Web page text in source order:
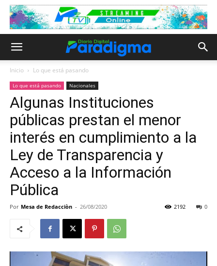
Inicio Lo que está pasando
Lo que está pasando Nacionales
Algunas Instituciones
públicas prestan el menor
interés en cumplimiento a la
Ley de Transparencia y
Acceso a la Información
Pública
Por Mesa de Redacciòn - 26/08/2020 0
2192